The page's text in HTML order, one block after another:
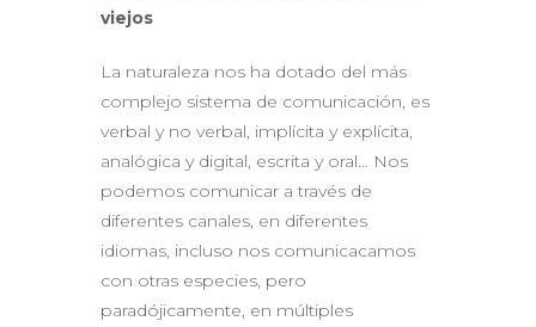
viejos
La naturaleza nos ha dotado del más
complejo sistema de comunicación, es
verbal y no verbal, implícita y explícita,
analógica y digital, escrita y oral… Nos
podemos comunicar a través de
diferentes canales, en diferentes
idiomas, incluso nos comunicacamos
con otras especies, pero
paradójicamente, en múltiples